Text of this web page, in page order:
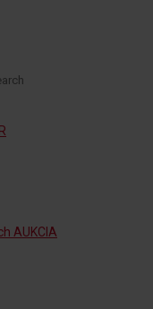
AUKCIA